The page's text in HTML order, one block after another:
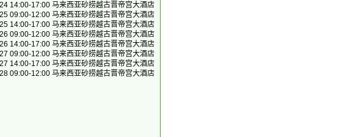
14:00-17:00 马来西亚砂捞越古晋帝宫大酒店
09:00-12:00 马来西亚砂捞越古晋帝宫大酒店
14:00-17:00 马来西亚砂捞越古晋帝宫大酒店
09:00-12:00 马来西亚砂捞越古晋帝宫大酒店
14:00-17:00 马来西亚砂捞越古晋帝宫大酒店
09:00-12:00 马来西亚砂捞越古晋帝宫大酒店
14:00-17:00 马来西亚砂捞越古晋帝宫大酒店
09:00-12:00 马来西亚砂捞越古晋帝宫大酒店